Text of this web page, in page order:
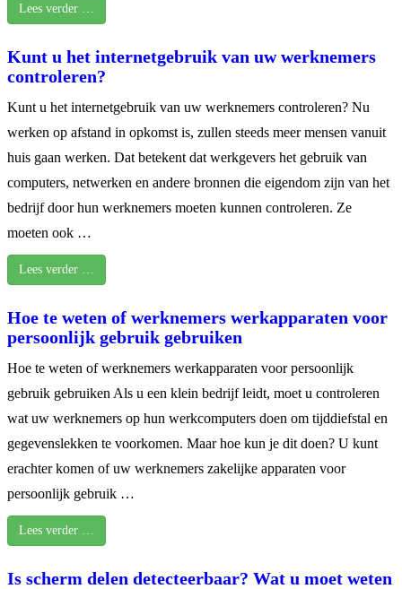
Lees verder …
Kunt u het internetgebruik van uw werknemers
controleren?
Kunt u het internetgebruik van uw werknemers controleren? Nu
werken op afstand in opkomst is, zullen steeds meer mensen vanuit
huis gaan werken. Dat betekent dat werkgevers het gebruik van
computers, netwerken en andere bronnen die eigendom zijn van het
bedrijf door hun werknemers moeten kunnen controleren. Ze
moeten ook …
Lees verder …
Hoe te weten of werknemers werkapparaten voor
persoonlijk gebruik gebruiken
Hoe te weten of werknemers werkapparaten voor persoonlijk
gebruik gebruiken Als u een klein bedrijf leidt, moet u controleren
wat uw werknemers op hun werkcomputers doen om tijddiefstal en
gegevenslekken te voorkomen. Maar hoe kun je dit doen? U kunt
erachter komen of uw werknemers zakelijke apparaten voor
persoonlijk gebruik …
Lees verder …
Is scherm delen detecteerbaar? Wat u moet weten